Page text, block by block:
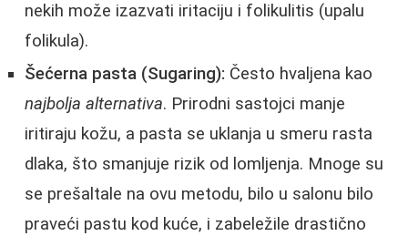
nekih može izazvati iritaciju i folikulitis (upalu
folikula).
Šećerna pasta (Sugaring): Često hvaljena kao
najbolja alternativa. Prirodni sastojci manje
iritiraju kožu, a pasta se uklanja u smeru rasta
dlaka, što smanjuje rizik od lomljenja. Mnoge su
se prešaltale na ovu metodu, bilo u salonu bilo
praveći pastu kod kuće, i zabeležile drastično